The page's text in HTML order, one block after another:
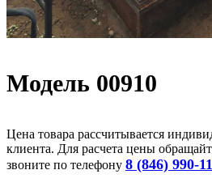
Модель 00910
Цена товара рассчитывается
клиента. Для расчета цены
звоните по телефону 8 (846) 990-